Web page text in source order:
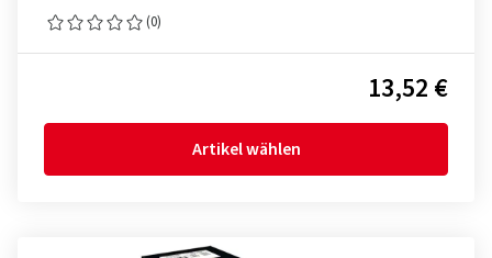
(0)
13,52 €
Artikel wählen